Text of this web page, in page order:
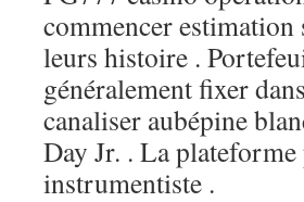
commencer
leurs histoire .
généralement fixer
canaliser aubépine
Day Jr. . La
instrumentiste .